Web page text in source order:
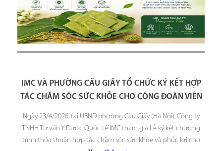
IMC VÀ PHƯỜNG CẦU GIẤY TỔ CHỨC KÝ KẾT HỢP
TÁC CHĂM SÓC SỨC KHỎE CHO CÔNG ĐOÀN VIÊN
Ngày 23/4/2026, tại UBND phường Cầu Giấy (Hà Nội), Công ty
TNHH Tư vấn Y Dược Quốc tế IMC tham gia Lễ ký kết chương
trình thỏa thuận hợp tác chăm sóc sức khỏe và phúc lợi cho